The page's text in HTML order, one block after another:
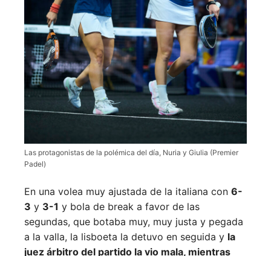
Las protagonistas de la polémica del día, Nuria y Giulia (Premier
Padel)
En una volea muy ajustada de la italiana con 6-
3 y 3-1 y bola de break a favor de las
segundas, que botaba muy, muy justa y pegada
a la valla, la lisboeta la detuvo en seguida y la
juez árbitro del partido la vio mala, mientras